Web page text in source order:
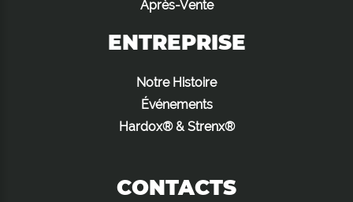
Après-Vente
ENTREPRISE
Notre Histoire
Événements
Hardox® & Strenx®
CONTACTS